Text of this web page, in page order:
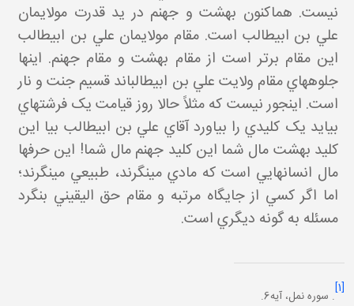
نيست. هم اکنون بهشت و جهنم در يد قدرت مولايمان
علي بن ابيطالب است. مقام مولايمان علي بن ابيطالب
اين مقام برتر است از مقام بهشت و مقام جهنم. اينها
جلوه هاي مقام ولايت علي بن ابيطالب اند قسيم جنت و نار
است. اين جور نيست که مثلاً حالا روز قيامت يک فرشته اي
بيايد يک کليدي را بياورد آقاي علي بن ابيطالب بيا اين
کليد بهشت مال شما اين کليد جهنم مال شما! اين حرف ها
مال انسان هايي است که مادي مي نگرند، طبيعي مي نگرند؛
اما اگر کسي از جايگاه مرتبه و مقام حق اليقيني بنگرد
مسئله به گونه ديگري است.
. سوره نمل، آيه6.